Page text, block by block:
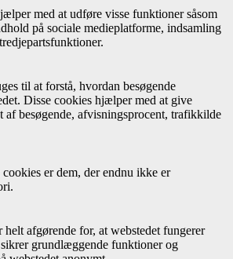
med at udføre visse funktioner såsom
på sociale medieplatforme, indsamling
til at forstå, hvordan besøgende
Disse cookies hjælper med at give
af besøgende, afvisningsprocent, trafikkilde
er dem, der endnu ikke er
afgørende for, at webstedet fungerer
grundlæggende funktioner og